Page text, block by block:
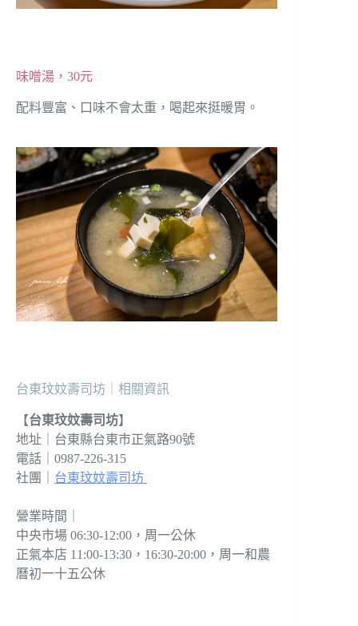
味噌湯，30元
配料豐富、口味不會太重，喝起來挺暖胃。
台東玟妏壽司坊｜相關資訊
【台東玟妏壽司坊】
地址｜台東縣台東市正氣路90號
電話｜0987-226-315
社團｜ 台東玟妏壽司坊
營業時間｜
中央市場 06:30-12:00，周一公休
正氣本店 11:00-13:30，16:30-20:00，周一和農
曆初一十五公休